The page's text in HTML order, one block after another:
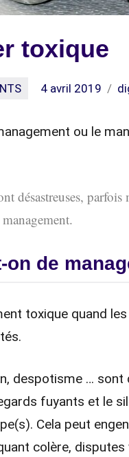
toxique
4 avril 2019
ou le
désastreuses,
on de
toxique quand
despotisme …
fuyants et le
Cela peut
colère,